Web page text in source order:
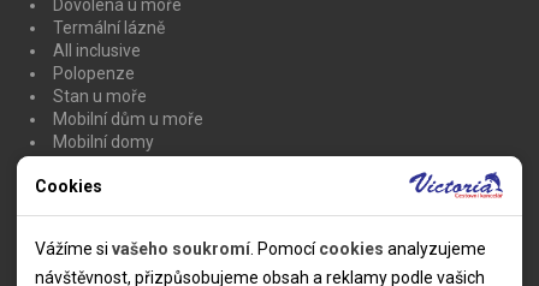
Dovolená u moře
Termální lázně
All inclusive
Polopenze
Stan u moře
Mobilní dům u moře
Mobilní domy
Karavan u moře
Lyžování Itálie včetně skipasu
Lyže Francie se skipasem
Cookies
Vážíme si vašeho soukromí . Pomocícookies analyzujeme
návštěvnost, přizpůsobujeme obsah a reklamy podle vašich
Nutné cookies pomáhají, aby byla webová stránka použitelná
tak, že umožní základní funkce jako navigace stránky a